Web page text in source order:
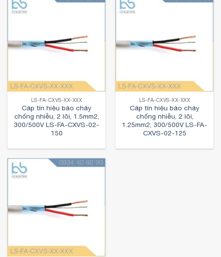
LS-FA-CXVS-XX-XXX
Cáp tín hiệu báo cháy
chống nhiễu, 2 lõi, 1.5mm2,
300/500V LS-FA-CXVS-02-
150
LS-FA-CXVS-XX-XXX
Cáp tín hiệu báo cháy
chống nhiễu, 2 lõi,
1.25mm2, 300/500V LS-FA-
CXVS-02-125